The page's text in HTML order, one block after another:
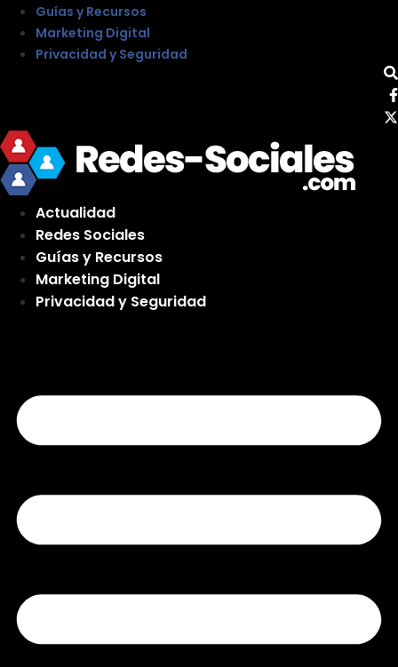
Guías y Recursos
Marketing Digital
Privacidad y Seguridad
Actualidad
Redes Sociales
Guías y Recursos
Marketing Digital
Privacidad y Seguridad